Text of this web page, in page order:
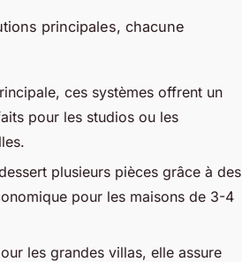
principales, chacune
ces systèmes offrent un
pour les studios ou les
plusieurs pièces grâce à des
pour les maisons de 3-4
les grandes villas, elle assure